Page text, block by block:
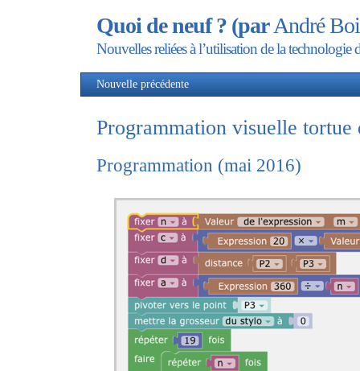
Quoi de neuf ? (parAndré
Nouvelles reliées à l’utilisation de la technologie
Nouvelle précédente
Programmation visuelle tortue
Programmation (mai 2016)